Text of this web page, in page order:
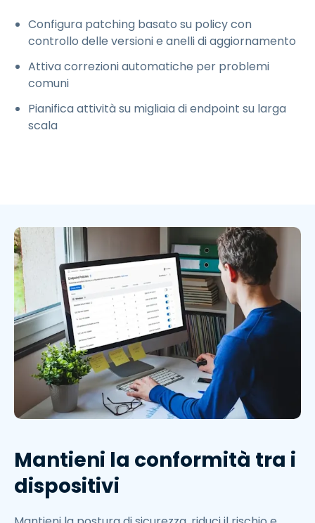
Configura patching basato su policy con
controllo delle versioni e anelli di aggiornamento
Attiva correzioni automatiche per problemi
comuni
Pianifica attività su migliaia di endpoint su larga
scala
Mantieni la conformità tra i
dispositivi